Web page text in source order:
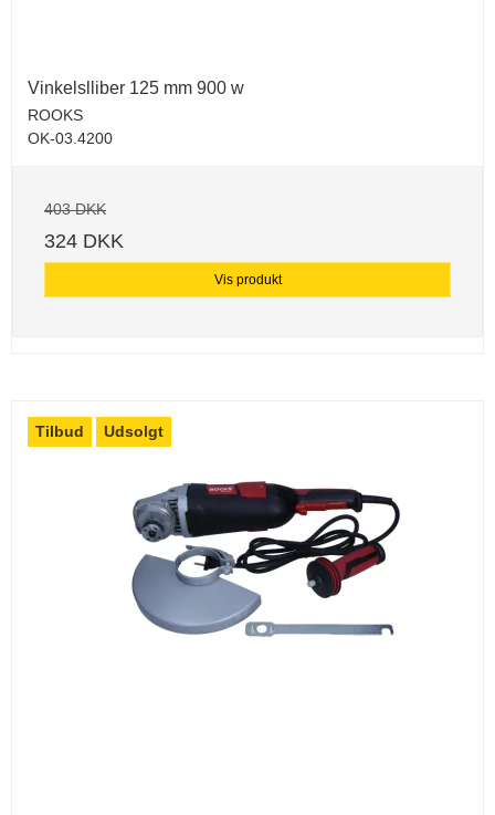
Vinkelslliber 125 mm 900 w
ROOKS
OK-03.4200
403 DKK
324 DKK
Vis produkt
Tilbud Udsolgt